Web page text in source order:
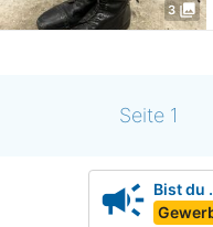
3 photo_library
Seite 1
campaign Bist du